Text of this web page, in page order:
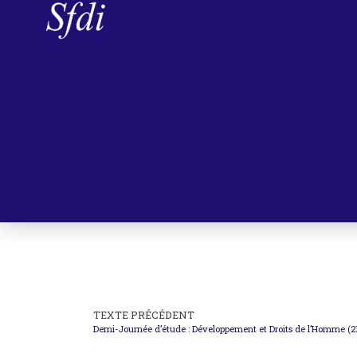
TEXTE PRÉCÉDENT
Demi-Journée d’étude : Développement et Droits de l’Homme